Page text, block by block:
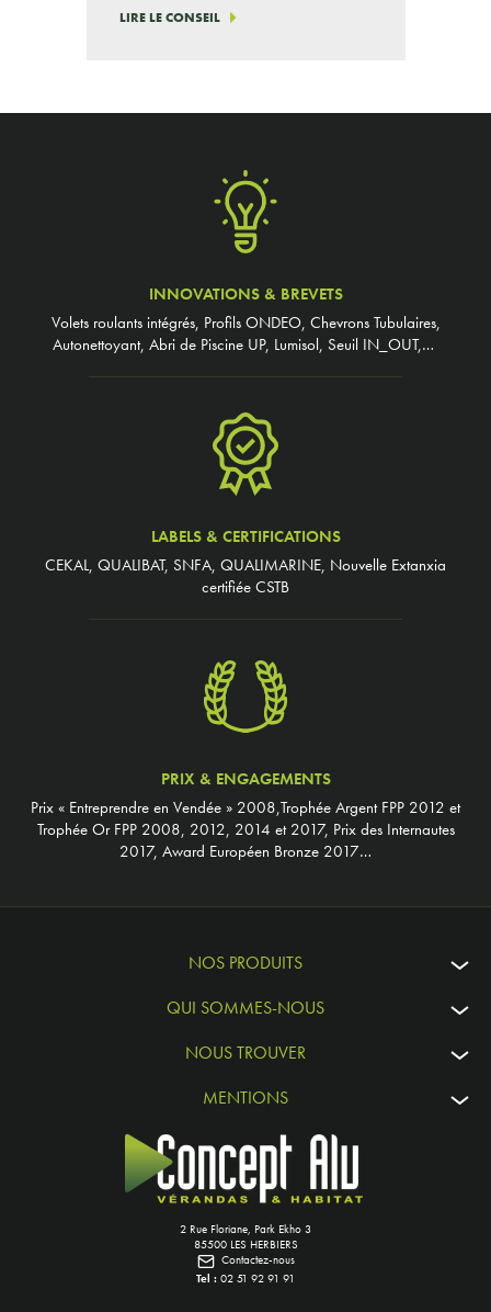
LIRE LE CONSEIL
INNOVATIONS & BREVETS
Volets roulants intégrés, Profils ONDEO, Chevrons Tubulaires,
Autonettoyant, Abri de Piscine UP, Lumisol, Seuil IN_OUT,…
LABELS & CERTIFICATIONS
CEKAL, QUALIBAT, SNFA, QUALIMARINE, Nouvelle Extanxia
certifiée CSTB
PRIX & ENGAGEMENTS
Prix « Entreprendre en Vendée » 2008,Trophée Argent FPP 2012 et
Trophée Or FPP 2008, 2012, 2014 et 2017, Prix des Internautes
2017, Award Européen Bronze 2017…
NOS PRODUITS
QUI SOMMES-NOUS
NOUS TROUVER
MENTIONS
2 Rue Floriane, Park Ekho 3
85500 LES HERBIERS
Contactez-nous
Tel : 02 51 92 91 91